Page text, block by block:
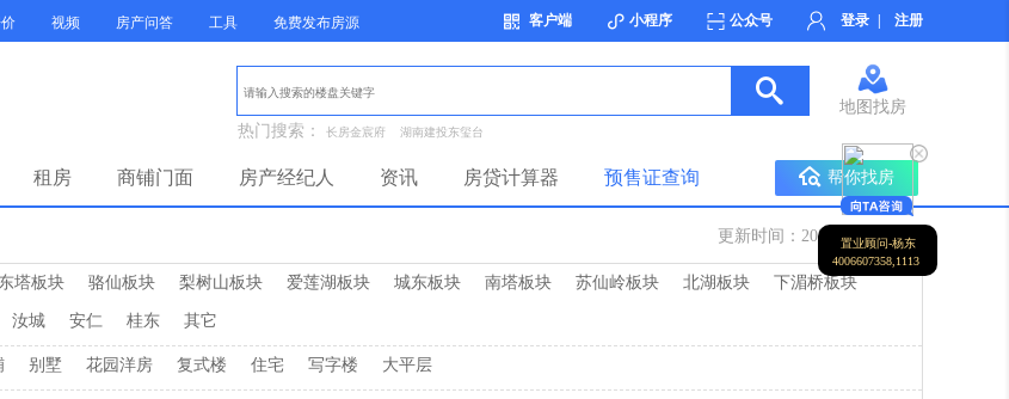
视频 房产问答 工具 免费发布房源 客户端 小程序 公众号 登录 注册
地图找房
热门搜索：
长房金宸府 湖南建投东玺台
租房 商铺门面 房产经纪人 资讯 房贷计算器 预售证查询 帮你找房
更新时间：2026-08-03 16:32
东塔板块 骆仙板块 梨树山板块 爱莲湖板块 城东板块 南塔板块 苏仙岭板块 北湖板块 下湄桥板块
汝城 安仁 桂东 其它
别墅 花园洋房 复式楼 住宅 写字楼 大平层
置业顾问-杨东
4006607358,1113